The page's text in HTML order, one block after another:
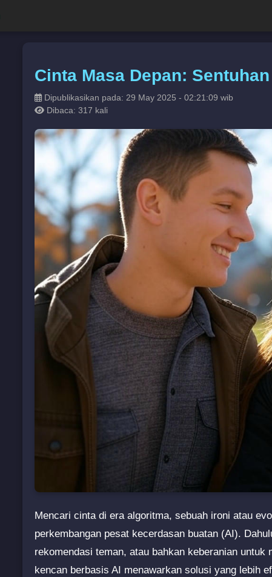
Cinta Masa Depan:
Dipublikasikan pada: 29 May 2025 - 02:21:09 wib
Dibaca: 317 kali
Mencari cinta di era algoritma, sebuah ironi atau
perkembangan pesat kecerdasan buatan (AI).
rekomendasi teman, atau bahkan keberanian
kencan berbasis AI menawarkan solusi yang lebih